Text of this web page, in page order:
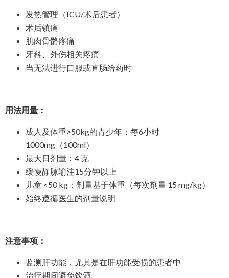
发热管理（ICU/术后患者）
术后镇痛
肌肉骨骼疼痛
牙科、外伤相关疼痛
当无法进行口服或直肠给药时
用法用量：
成人及体重>50kg的青少年：每6小时
1000mg（100ml）
最大日剂量：4 克
缓慢静脉输注15分钟以上
儿童 <50 kg：剂量基于体重（每次剂量 15 mg/kg）
始终遵循医生的剂量说明
注意事项：
监测肝功能，尤其是在肝功能受损的患者中
治疗期间避免饮酒